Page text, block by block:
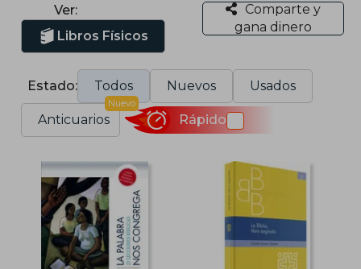
de la colección «Biblioteca Bíblica Básica».
Ver:
Libros Físicos
Comparte y
gana dinero
Estado: Todos Nuevos Usados
Anticuarios
Nuevo
Rápido